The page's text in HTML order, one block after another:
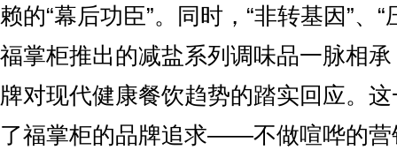
赖的“幕后功臣”。同时，“非转基因”、
福掌柜推出的减盐系列调味品一脉相
牌对现代健康餐饮趋势的踏实回应。
了福掌柜的品牌追求——不做喧哗的营